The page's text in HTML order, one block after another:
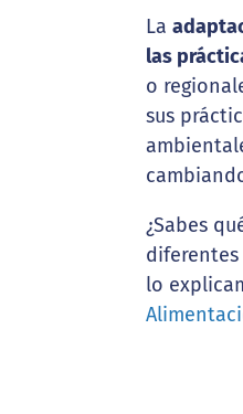
La
las
o
sus
¿Sabes
diferentes
lo